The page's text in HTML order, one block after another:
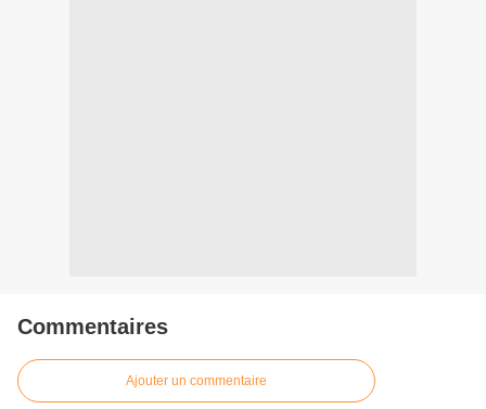
Commentaires
Ajouter un commentaire